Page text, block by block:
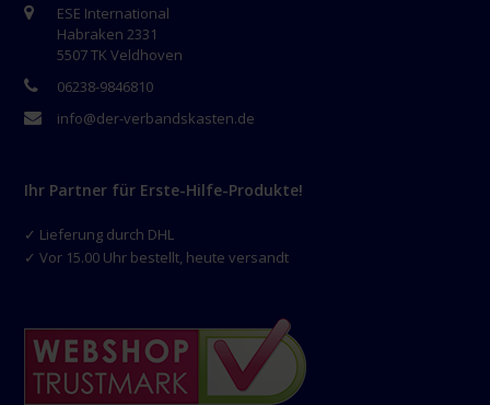
ESE International
Habraken 2331
5507 TK Veldhoven
06238-9846810
info@der-verbandskasten.de
Ihr Partner für Erste-Hilfe-Produkte!
✓ Lieferung durch DHL
✓ Vor 15.00 Uhr bestellt, heute versandt